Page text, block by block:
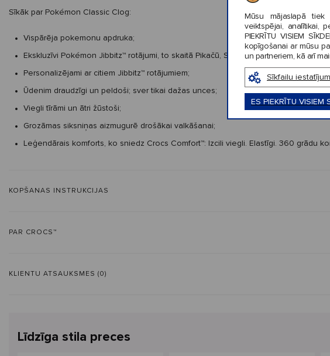
Mūsu mājaslapā tiek
veiktspējai, analītikai,
PIEKRĪTU VISIEM
kopīgošanai ar mūsu
un partneriem, kā arī
Sīkfailu
ES PIEKRĪTU VISIEM
Sīkāk par Pokémon Classic Clog:
Vispārēja pokemonu apdruka;
Ekskluzīvi Pokémon Jibbitz™ rotājumi, to skaitā Pikačū, Skvirtls, Čarmanders un
Personalizējami ar citiem Jibbitz™ rotājumiem;
Ūdenim draudzīgi un peldoši; sver tikai dažas unces;
Viegli tīrāmi un ātri žūstoši;
Grozāmas siksniņas aizmugurē drošākai valkāšanai;
Leģendārais komforts, ko sniedz Crocs Comfort™: Izcili viegli. Elastīgi. 360 grādu
KOPŠANAS INSTRUKCIJAS
PAR CROCS™
KLIENTU ATSAUKSMES (0)
Līdzīga stila preces